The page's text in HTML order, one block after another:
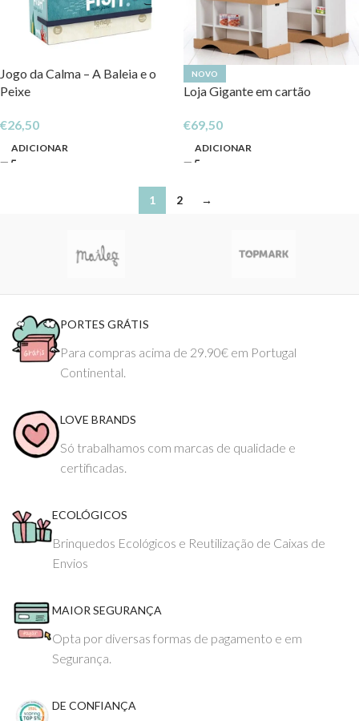
Jogo da Calma – A Baleia e o
Peixe
€26,50
ADICIONAR
NOVO
Loja Gigante em cartão
€69,50
ADICIONAR
1 2 →
PORTES GRÁTIS
Para compras acima de 29.90€ em Portugal
Continental.
LOVE BRANDS
Só trabalhamos com marcas de qualidade e
certificadas.
ECOLÓGICOS
Brinquedos Ecológicos e Reutilização de Caixas de
Envios
MAIOR SEGURANÇA
Opta por diversas formas de pagamento e em
Segurança.
DE CONFIANÇA